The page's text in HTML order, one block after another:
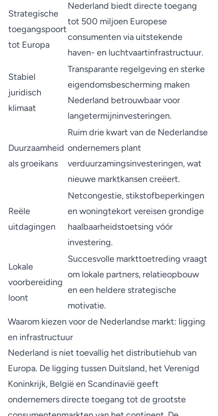
Strategische
toegangspoort
tot Europa
Nederland biedt directe toegang
tot 500 miljoen Europese
consumenten via uitstekende
haven- en luchtvaartinfrastructuur.
Stabiel
juridisch
klimaat
Transparante regelgeving en sterke
eigendomsbescherming maken
Nederland betrouwbaar voor
langetermijninvesteringen.
Duurzaamheid
als groeikans
Ruim drie kwart van de Nederlandse
ondernemers plant
verduurzamingsinvesteringen, wat
nieuwe marktkansen creëert.
Reële
uitdagingen
Netcongestie, stikstofbeperkingen
en woningtekort vereisen grondige
haalbaarheidstoetsing vóór
investering.
Lokale
voorbereiding
loont
Succesvolle markttoetreding vraagt
om lokale partners, relatieopbouw
en een heldere strategische
motivatie.
Waarom kiezen voor de Nederlandse markt: ligging
en infrastructuur
Nederland is niet toevallig het distributiehub van
Europa. De ligging tussen Duitsland, het Verenigd
Koninkrijk, België en Scandinavië geeft
ondernemers directe toegang tot de grootste